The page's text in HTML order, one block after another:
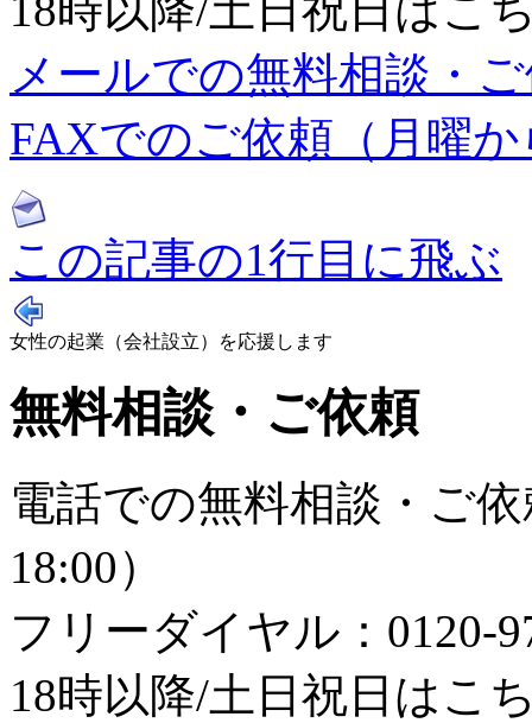
18時以降/土日祝日はこ
メールでの無料相談・
FAXでのご依頼（月曜
この記事の1行目に飛ぶ
女性の起業（会社設立）を応援します
無料相談・ご依頼
電話での無料相談・ご
18:00）
フリーダイヤル：0120-
18時以降/土日祝日はこ